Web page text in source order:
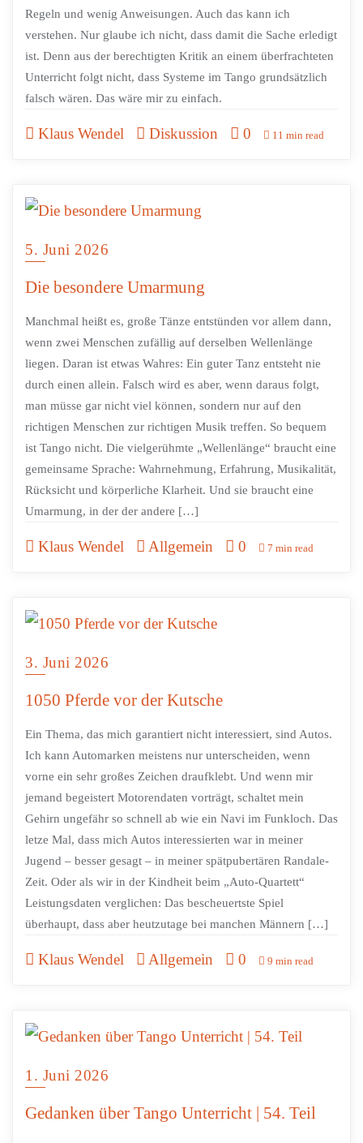
Regeln und wenig Anweisungen. Auch das kann ich
verstehen. Nur glaube ich nicht, dass damit die Sache erledigt
ist. Denn aus der berechtigten Kritik an einem überfrachteten
Unterricht folgt nicht, dass Systeme im Tango grundsätzlich
falsch wären. Das wäre mir zu einfach.
Klaus Wendel Diskussion 0 11 min read
5. Juni 2026
Die besondere Umarmung
Manchmal heißt es, große Tänze entstünden vor allem dann,
wenn zwei Menschen zufällig auf derselben Wellenlänge
liegen. Daran ist etwas Wahres: Ein guter Tanz entsteht nie
durch einen allein. Falsch wird es aber, wenn daraus folgt,
man müsse gar nicht viel können, sondern nur auf den
richtigen Menschen zur richtigen Musik treffen. So bequem
ist Tango nicht. Die vielgerühmte „Wellenlänge“ braucht eine
gemeinsame Sprache: Wahrnehmung, Erfahrung, Musikalität,
Rücksicht und körperliche Klarheit. Und sie braucht eine
Umarmung, in der der andere […]
Klaus Wendel Allgemein 0 7 min read
3. Juni 2026
1050 Pferde vor der Kutsche
Ein Thema, das mich garantiert nicht interessiert, sind Autos.
Ich kann Automarken meistens nur unterscheiden, wenn
vorne ein sehr großes Zeichen draufklebt. Und wenn mir
jemand begeistert Motorendaten vorträgt, schaltet mein
Gehirn ungefähr so schnell ab wie ein Navi im Funkloch. Das
letze Mal, dass mich Autos interessierten war in meiner
Jugend – besser gesagt – in meiner spätpubertären Randale-
Zeit. Oder als wir in der Kindheit beim „Auto-Quartett“
Leistungsdaten verglichen: Das bescheuertste Spiel
überhaupt, dass aber heutzutage bei manchen Männern […]
Klaus Wendel Allgemein 0 9 min read
1. Juni 2026
Gedanken über Tango Unterricht | 54. Teil